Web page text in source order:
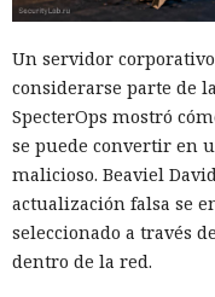
Un servidor
considerarse parte de
SpecterOps mostró
se puede convertir en
malicioso. Beaviel
actualización falsa se
seleccionado a través
dentro de la red.